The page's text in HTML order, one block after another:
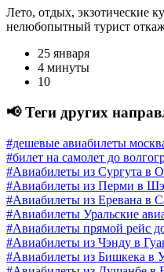
Лето, отдых, экзотические
нелюбопытный турист
25 января
4 минуты
10
📢 Теги других
#дешевые авиабилеты
#билет на самолет до
#Авиабилеты из Сургута в
#Авиабилеты из Перми в
#Авиабилеты из Еревана в
#Авиабилеты Уральские
#Авиабилеты прямой рейс
#Авиабилеты из Чэнду в
#Авиабилеты из Бишкека в